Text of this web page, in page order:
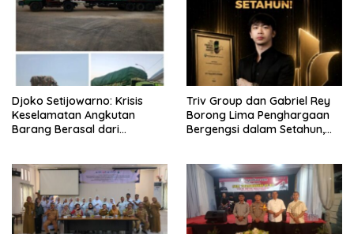
Djoko Setijowarno: Krisis
Keselamatan Angkutan
Barang Berasal dari
Triv Group dan Gabriel Rey
Borong Lima Penghargaan
Bergengsi dalam Setahun,
Indonesia